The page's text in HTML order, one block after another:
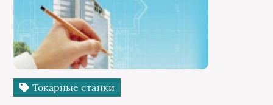
Токарные станки